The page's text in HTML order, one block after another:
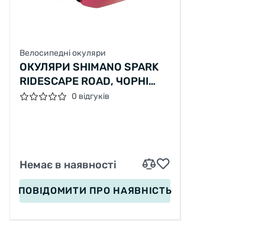
Велосипедні окуляри
ОКУЛЯРИ SHIMANO SPARK
RIDESCAPE ROAD, ЧОРНІ
МАТОВІ
0 відгуків
Немає в наявності
ПОВІДОМИТИ ПРО НАЯВНІСТЬ